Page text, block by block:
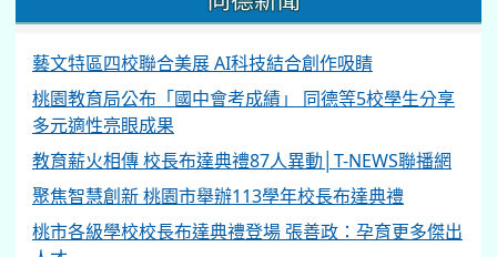
藝文特區四校聯合美展 AI科技結合創作吸睛
桃園教育局公布「國中會考成績」 同德等5校學生分享
多元適性亮眼成果
教育薪火相傳 校長布達典禮87人異動│T-NEWS聯播網
聚焦智慧創新 桃園市舉辦113學年校長布達典禮
桃市各級學校校長布達典禮登場 張善政：孕育更多傑出